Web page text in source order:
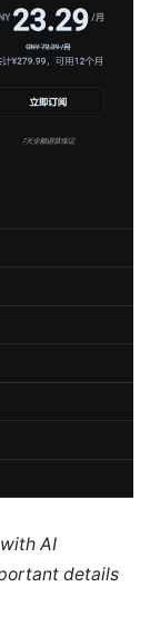
AI
details